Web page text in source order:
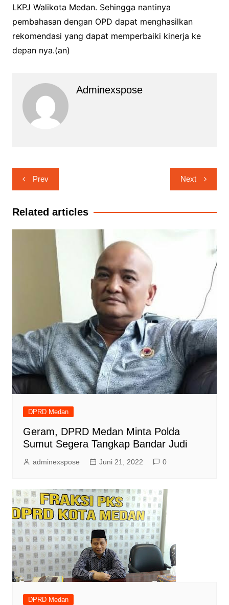
LKPJ Walikota Medan. Sehingga nantinya
pembahasan dengan OPD dapat menghasilkan
rekomendasi yang dapat memperbaiki kinerja ke
depan nya.(an)
Adminexspose
Navigasi
pos
Prev Next
Related articles
DPRD Medan
Geram, DPRD Medan Minta Polda
Sumut Segera Tangkap Bandar Judi
adminexspose Juni 21, 2022 0
DPRD Medan